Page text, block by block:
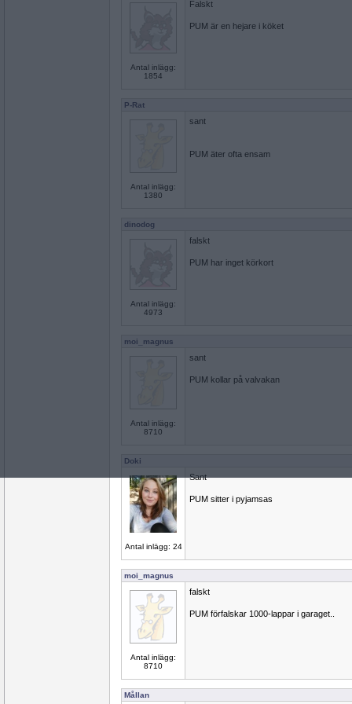
Antal inlägg:
1854
Falskt
PUM är en hejare i köket
P-Rat
Antal inlägg:
1380
sant
PUM äter ofta ensam
dinodog
Antal inlägg:
4973
falskt
PUM har inget körkort
moi_magnus
Antal inlägg:
8710
sant
PUM kollar på valvakan
Doki
Antal inlägg: 24
Sant
PUM sitter i pyjamsas
moi_magnus
Antal inlägg:
8710
falskt
PUM förfalskar 1000-lappar i garaget..
Mållan